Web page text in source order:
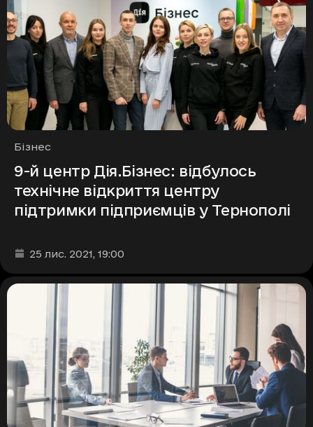
Рубрики
Бізнес
9-й центр Дія.Бізнес: відбулось
технічне відкриття центру
підтримки підприємців у Тернополі
Дата та час публікації
25 лис. 2021, 19:00